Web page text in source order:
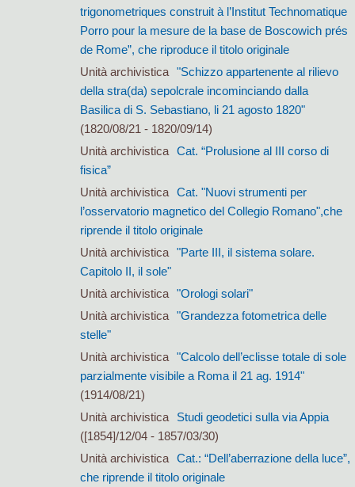
trigonometriques construit à l’Institut Technomatique
Porro pour la mesure de la base de Boscowich prés
de Rome”, che riproduce il titolo originale
Unità archivistica "Schizzo appartenente al rilievo
della stra(da) sepolcrale incominciando dalla
Basilica di S. Sebastiano, li 21 agosto 1820"
(1820/08/21 - 1820/09/14)
Unità archivistica Cat. “Prolusione al III corso di
fisica”
Unità archivistica Cat. "Nuovi strumenti per
l’osservatorio magnetico del Collegio Romano",che
riprende il titolo originale
Unità archivistica "Parte III, il sistema solare.
Capitolo II, il sole"
Unità archivistica "Orologi solari"
Unità archivistica "Grandezza fotometrica delle
stelle"
Unità archivistica "Calcolo dell’eclisse totale di sole
parzialmente visibile a Roma il 21 ag. 1914"
(1914/08/21)
Unità archivistica
Studi geodetici sulla via Appia
([1854]/12/04 - 1857/03/30)
Unità archivistica Cat.: “Dell’aberrazione della luce”,
che riprende il titolo originale